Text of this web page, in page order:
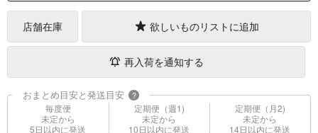
店舗在庫 欲しいものリストに追加
再入荷を通知する
おまとめ目安と発送目安 ?
毎度便
未定から
5日以内に発送
定期便（週1)
未定から
10日以内に発送
定期便（月2)
未定から
14日以内に発送